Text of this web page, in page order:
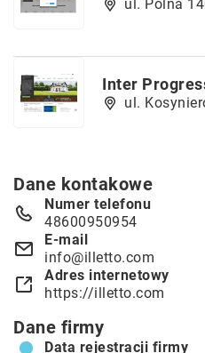
ul. Polna
Inter
ul.
Dane kontakowe
Numer telefonu
48600950954
E-mail
info@illetto.com
Adres internetowy
https://illetto.com
Dane firmy
Data rejestracji firmy